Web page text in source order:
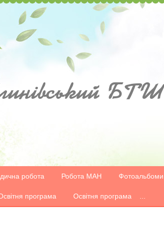
БТШ
робота Робота МАН Фотоальбоми
програма Освітня програма ...